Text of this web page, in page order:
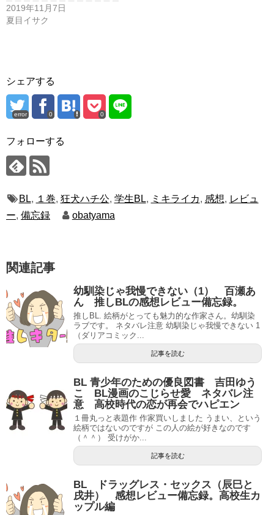
2019年11月7日
夏目イサク
シェアする
error 0 0
フォローする
BL, １巻, 狂犬ハチ公, 学生BL, ミキライカ, 感想, レビュ
ー, 備忘録 obatyama
関連記事
幼馴染じゃ我慢できない（1） 百瀬あ
ん 推しBLの感想レビュー備忘録。
推しBL. 絵柄がとっても魅力的な作家さん。幼馴染
ラブです。 ネタバレ注意 幼馴染じゃ我慢できない 1
（ダリアコミック...
記事を読む
BL 青少年のための優良図書 吉田ゆう
こ BL漫画のこじらせ愛 ネタバレ注
意 高校時代の恋が再会でハピエン
１冊丸っと表題作 作家買いしました うまい、という
絵柄ではないのですが この人の絵が好きなのです
（＾＾） 受けがか...
記事を読む
BL ドラッグレス・セックス（辰巳と
戌井） 感想レビュー備忘録。高校生カ
ップル編